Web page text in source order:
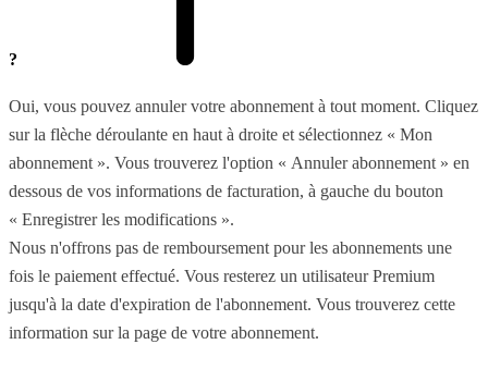
?
Oui, vous pouvez annuler votre abonnement à tout moment. Cliquez
sur la flèche déroulante en haut à droite et sélectionnez « Mon
abonnement ». Vous trouverez l'option « Annuler abonnement » en
dessous de vos informations de facturation, à gauche du bouton
« Enregistrer les modifications ».
Nous n'offrons pas de remboursement pour les abonnements une
fois le paiement effectué. Vous resterez un utilisateur Premium
jusqu'à la date d'expiration de l'abonnement. Vous trouverez cette
information sur la page de votre abonnement.